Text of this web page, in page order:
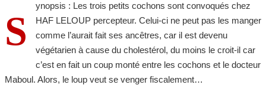
S
ynopsis : Les trois petits cochons sont convoqués chez
HAF LELOUP percepteur. Celui-ci ne peut pas les manger
comme l’aurait fait ses ancêtres, car il est devenu
végétarien à cause du cholestérol, du moins le croit-il car
c’est en fait un coup monté entre les cochons et le docteur
Maboul. Alors, le loup veut se venger fiscalement…